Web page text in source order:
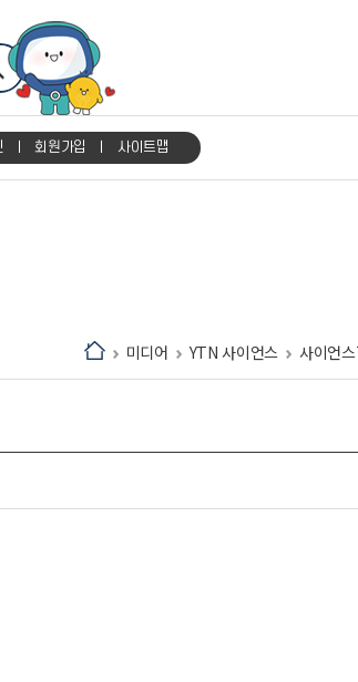
회원가입 사이트맵
미디어 YTN 사이언스 사이언